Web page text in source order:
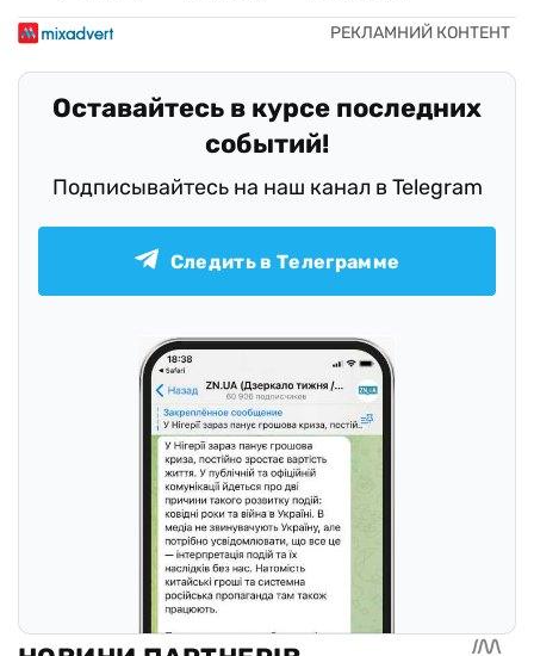
Оставайтесь в курсе последних
событий!
Подписывайтесь на наш канал в Telegram
Следить в Телеграмме